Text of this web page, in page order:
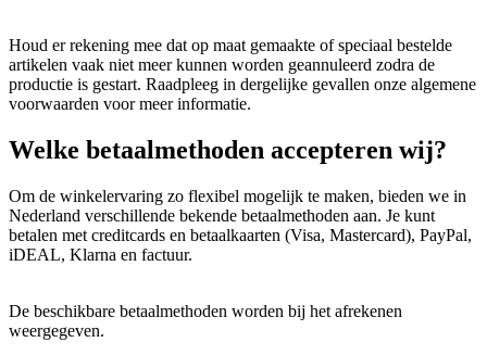
Houd er rekening mee dat op maat gemaakte of speciaal bestelde
artikelen vaak niet meer kunnen worden geannuleerd zodra de
productie is gestart. Raadpleeg in dergelijke gevallen onze algemene
voorwaarden voor meer informatie.
Welke betaalmethoden accepteren wij?
Om de winkelervaring zo flexibel mogelijk te maken, bieden we in
Nederland verschillende bekende betaalmethoden aan. Je kunt
betalen met creditcards en betaalkaarten (Visa, Mastercard), PayPal,
iDEAL, Klarna en factuur.
De beschikbare betaalmethoden worden bij het afrekenen
weergegeven.